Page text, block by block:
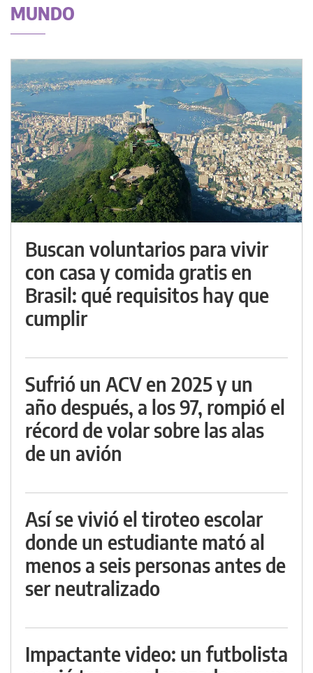
MUNDO
Buscan voluntarios para vivir
con casa y comida gratis en
Brasil: qué requisitos hay que
cumplir
Sufrió un ACV en 2025 y un
año después, a los 97, rompió el
récord de volar sobre las alas
de un avión
Así se vivió el tiroteo escolar
donde un estudiante mató al
menos a seis personas antes de
ser neutralizado
Impactante video: un futbolista